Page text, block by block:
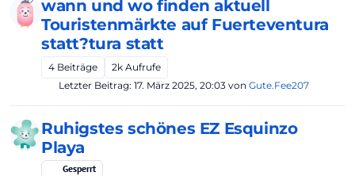
wann und wo finden aktuell
Touristenmärkte auf Fuerteventura
statt?tura statt
4 Beiträge 2k Aufrufe
Letzter Beitrag: 17. März 2025, 20:03 von Gute.Fee207
Ruhigstes schönes EZ Esquinzo
Playa
Gesperrt